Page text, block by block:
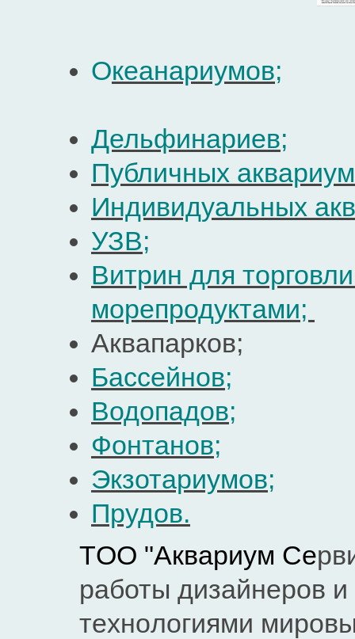
Океанариумов;
Дельфинариев;
Публичных
Индивидуальных
УЗВ;
Витрин для
морепродуктами;
Аквaпaркoв;
Бассейнов;
Водопадов;
Фонтанов;
Экзотариумов;
Прудов.
ТOO "Aквaриум Сe
рaботы дизaйнeров
тeхнoлoгиями